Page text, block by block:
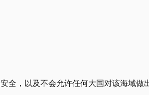
全，以及不会允许任何大国对该海域做